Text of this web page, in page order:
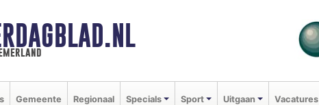
Gemeente Regionaal Specials Sport Uitgaan Vacatures